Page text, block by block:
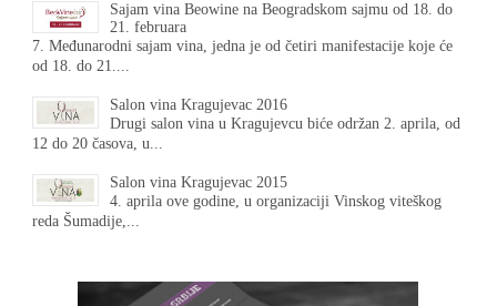
Sajam vina Beowine na Beogradskom sajmu od 18. do
21. februara
7. Međunarodni sajam vina, jedna je od četiri manifestacije koje će
od 18. do 21....
Salon vina Kragujevac 2016
Drugi salon vina u Kragujevcu biće održan 2. aprila, od
12 do 20 časova, u...
Salon vina Kragujevac 2015
4. aprila ove godine, u organizaciji Vinskog viteškog
reda Šumadije,...